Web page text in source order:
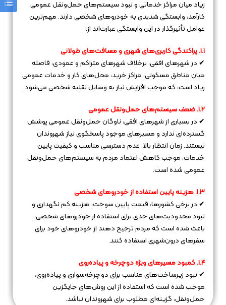
زیاد میان مراکز خدماتی و نبود سیستم‌های حمل‌ونقل عمومی
کارآمد، وابستگی شدیدی به خودروهای شخصی دارند. مهم‌ترین
عوامل تأثیرگذار در این وابستگی عبارت‌اند از:
۱.۱. پراکندگی کاربری‌های شهری و مسافت‌های طولانی
✔ در شهرهای افقی، برخلاف شهرهای متراکم و عمودی، فاصله
میان مناطق مسکونی، مراکز خرید، محل‌های کار و خدمات عمومی
زیاد است، که موجب افزایش نیاز به وسایل نقلیه شخصی می‌شود.
۱.۲. ضعف سیستم‌های حمل‌ونقل عمومی
✔ در بسیاری از شهرهای افقی، ناوگان حمل‌ونقل عمومی پوشش
گسترده‌ای ندارد و مسیرهای موجود پاسخگوی نیاز شهروندان
نیستند. زمان انتظار بالا، عدم دسترسی مناسب و کیفیت پایین
خدمات، موجب کاهش اعتماد مردم به سیستم‌های حمل‌ونقل
عمومی شده است.
۱.۳. هزینه پایین استفاده از خودروهای شخصی
✔ در برخی کشورها، قیمت پایین سوخت، هزینه کم نگهداری و
نبود محدودیت‌های جدی برای استفاده از خودروهای شخصی،
باعث شده است که مردم ترجیح دهند از خودروهای خود برای
سفرهای درون‌شهری استفاده کنند.
۱.۴. کمبود مسیرهای ویژه دوچرخه و پیاده‌روی
✔ نبود زیرساخت‌های مناسب برای دوچرخه‌سواری و پیاده‌روی،
موجب شده است که استفاده از این روش‌های جایگزین
حمل‌ونقل، گزینه‌ای مطلوب برای شهروندان نباشد.